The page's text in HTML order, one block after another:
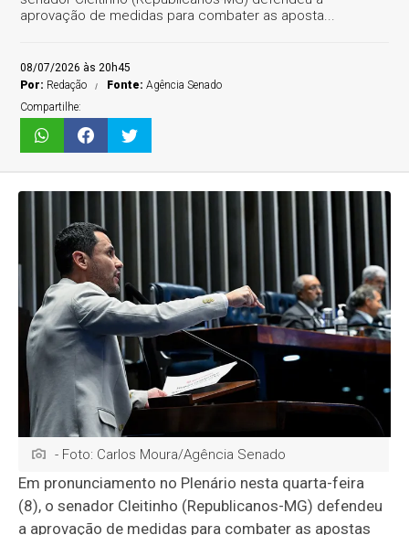
aprovação de medidas para combater as aposta...
08/07/2026 às 20h45
Por: Redação Fonte:Agência Senado
Compartilhe:
- Foto: Carlos Moura/Agência Senado
Em pronunciamento no Plenário nesta quarta-feira
(8), o senador Cleitinho (Republicanos-MG) defendeu
a aprovação de medidas para combater as apostas